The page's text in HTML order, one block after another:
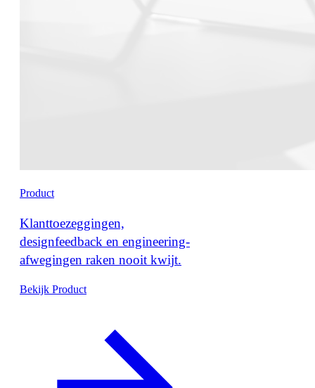
Product
Klanttoezeggingen,
designfeedback en engineering-
afwegingen raken nooit kwijt.
Bekijk Product